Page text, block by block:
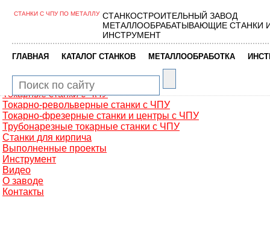
Главная
Фрезерные обрабатывающие центры
Сверлильно-фрезерные станки
Промышленные роботы манипуляторы
Токарные автоматы с ЧПУ
Токарные станки с ЧПУ
Токарно-револьверные станки с ЧПУ
Токарно-фрезерные станки и центры с ЧПУ
Трубонарезные токарные станки с ЧПУ
Станки для кирпича
Выполненные проекты
Инструмент
Видео
О заводе
Контакты
СТАНКИ С ЧПУ ПО МЕТАЛЛУ СТАНКОСТРОИТЕЛЬНЫЙ ЗАВОД
МЕТАЛЛООБРАБАТЫВАЮЩИЕ СТАНКИ
ИНСТРУМЕНТ
ГЛАВНАЯ КАТАЛОГ СТАНКОВ МЕТАЛЛООБРАБОТКА